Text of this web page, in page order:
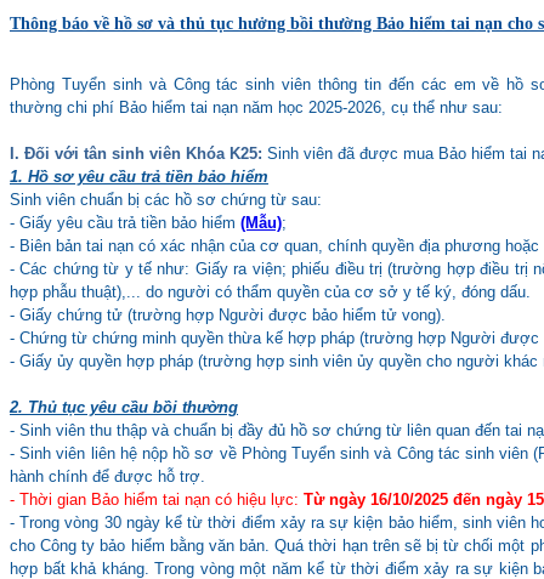
Thông báo về hồ sơ và thủ tục hưởng bồi thường Bảo hiểm tai nạn cho
Phòng Tuyển sinh và Công tác sinh viên thông tin đến các em về hồ
thường chi phí Bảo hiểm tai nạn năm học 2025-2026, cụ thể như sau:
I. Đối với tân sinh viên Khóa K25: Sinh viên đã được mua Bảo hiểm tai
1. Hồ sơ yêu cầu trả tiền bảo hiểm
Sinh viên chuẩn bị các hồ sơ chứng từ sau:
- Giấy yêu cầu trả tiền bảo hiểm (Mẫu);
- Biên bản tai nạn có xác nhận của cơ quan, chính quyền địa phương
- Các chứng từ y tế như: Giấy ra viện; phiếu điều trị (trường hợp điều trị
hợp phẫu thuật),... do người có thẩm quyền của cơ sở y tế ký, đóng dấu.
- Giấy chứng tử (trường hợp Người được bảo hiểm tử vong).
- Chứng từ chứng minh quyền thừa kế hợp pháp (trường hợp Người được
- Giấy ủy quyền hợp pháp (trường hợp sinh viên ủy quyền cho người khác
2. Thủ tục yêu cầu bồi thường
- Sinh viên thu thập và chuẩn bị đầy đủ hồ sơ chứng từ liên quan đến tai
- Sinh viên liên hệ nộp hồ sơ về Phòng Tuyển sinh và Công tác sinh viên
hành chính để được hỗ trợ.
- Thời gian Bảo hiểm tai nạn có hiệu lực: Từ ngày 16/10/2025 đến ngày
- Trong vòng 30 ngày kể từ thời điểm xảy ra sự kiện bảo hiểm, sinh viên
cho Công ty bảo hiểm bằng văn bản. Quá thời hạn trên sẽ bị từ chối một
hợp bất khả kháng. Trong vòng một năm kể từ thời điểm xảy ra sự kiện